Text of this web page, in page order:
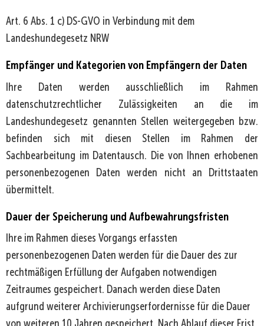
Art. 6 Abs. 1 c) DS-GVO in Verbindung mit dem
Landeshundegesetz NRW
Empfänger und Kategorien von Empfängern der Daten
Ihre Daten werden ausschließlich im Rahmen
datenschutzrechtlicher Zulässigkeiten an die im
Landeshundegesetz genannten Stellen weitergegeben bzw.
befinden sich mit diesen Stellen im Rahmen der
Sachbearbeitung im Datentausch. Die von Ihnen erhobenen
personenbezogenen Daten werden nicht an Drittstaaten
übermittelt.
Dauer der Speicherung und Aufbewahrungsfristen
Ihre im Rahmen dieses Vorgangs erfassten
personenbezogenen Daten werden für die Dauer des zur
rechtmäßigen Erfüllung der Aufgaben notwendigen
Zeitraumes gespeichert. Danach werden diese Daten
aufgrund weiterer Archivierungserfordernisse für die Dauer
von weiteren 10 Jahren gespeichert. Nach Ablauf dieser Frist